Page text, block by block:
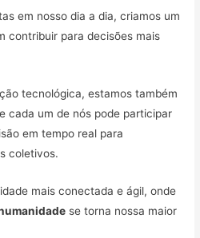
em nosso dia a dia, criamos um
contribuir para decisões mais
tecnológica, estamos também
cada um de nós pode participar
em tempo real para
coletivos.
mais conectada e ágil, onde
se torna nossa maior